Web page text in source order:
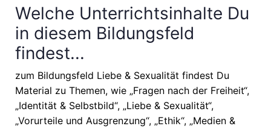
Welche Unterrichtsinhalte Du
in diesem Bildungsfeld
findest...
zum Bildungsfeld Liebe & Sexualität findest Du
Material zu Themen, wie „Fragen nach der Freiheit“,
„Identität & Selbstbild“, „Liebe & Sexualität“,
„Vorurteile und Ausgrenzung“, „Ethik“, „Medien &